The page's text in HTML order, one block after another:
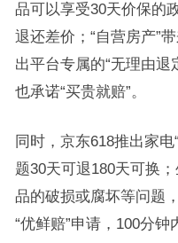
品可以享受30天价保的
退还差价；“自营房产”
出平台专属的“无理由退
也承诺“买贵就赔”。
同时，京东618推出家
题30天可退180天可换
品的破损或腐坏等问题
“优鲜赔”申请，100分